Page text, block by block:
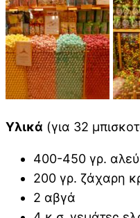
Υλικά (για 32
400-450 γρ.
200 γρ. ζάχαρη
2 αβγά